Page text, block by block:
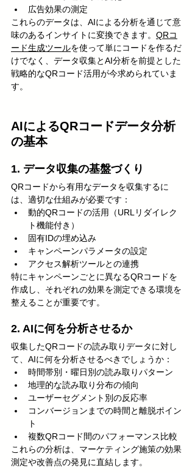
広告効果の測定
これらのデータは、AIによる分析を通じて意
味のあるインサイトに変換できます。 QRコ
ード生成ツールを使って単にコードを作るだ
けでなく、データ収集とAI分析を前提とした
戦略的なQRコード活用が今求められていま
す。
AIによるQRコードデータ分析
の基本
1. データ収集の基盤づくり
QRコードから有用なデータを収集するに
は、適切な仕組みが必要です：
動的QRコードの活用（URLリダイレク
ト機能付き）
固有IDの埋め込み
キャンペーンパラメータの設定
アクセス解析ツールとの連携
特にキャンペーンごとに異なるQRコードを
作成し、それぞれの効果を測定できる環境を
整えることが重要です。
2. AIに何を分析させるか
収集したQRコードの読み取りデータに対し
て、AIに何を分析させるべきでしょうか：
時間帯別・曜日別の読み取りパターン
地理的な読み取り分布の傾向
ユーザーセグメント別の反応率
コンバージョンまでの時間と離脱ポイン
ト
複数QRコード間のパフォーマンス比較
これらの分析は、マーケティング施策の効果
測定や改善点の発見に直結します。